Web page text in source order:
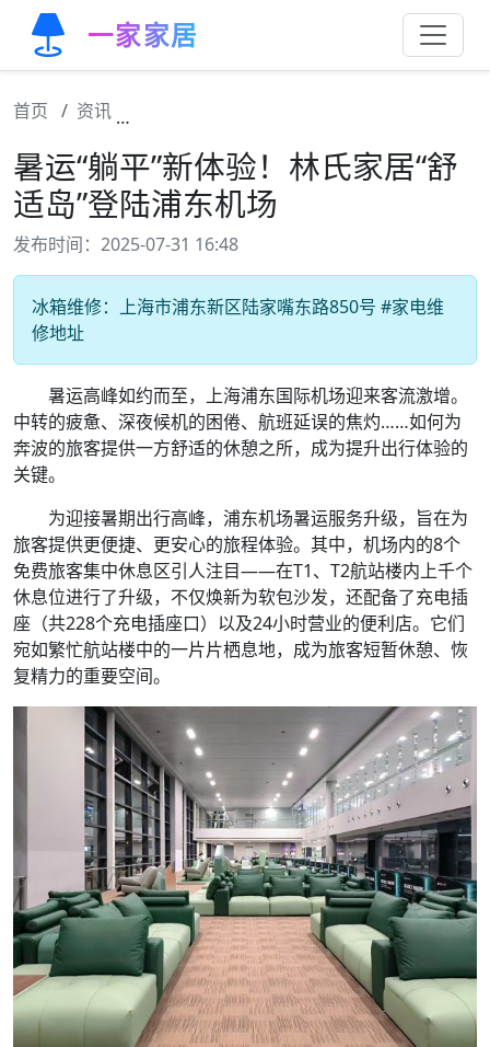
一家家居
首页 资讯
暑运“躺平”新体验！林氏家居“舒
适岛”登陆浦东机场
发布时间：2025-07-31 16:48
冰箱维修：上海市浦东新区陆家嘴东路850号 #家电维
修地址
暑运高峰如约而至，上海浦东国际机场迎来客流激增。
中转的疲惫、深夜候机的困倦、航班延误的焦灼……如何为
奔波的旅客提供一方舒适的休憩之所，成为提升出行体验的
关键。
为迎接暑期出行高峰，浦东机场暑运服务升级，旨在为
旅客提供更便捷、更安心的旅程体验。其中，机场内的8个
免费旅客集中休息区引人注目——在T1、T2航站楼内上千个
休息位进行了升级，不仅焕新为软包沙发，还配备了充电插
座（共228个充电插座口）以及24小时营业的便利店。它们
宛如繁忙航站楼中的一片片栖息地，成为旅客短暂休憩、恢
复精力的重要空间。